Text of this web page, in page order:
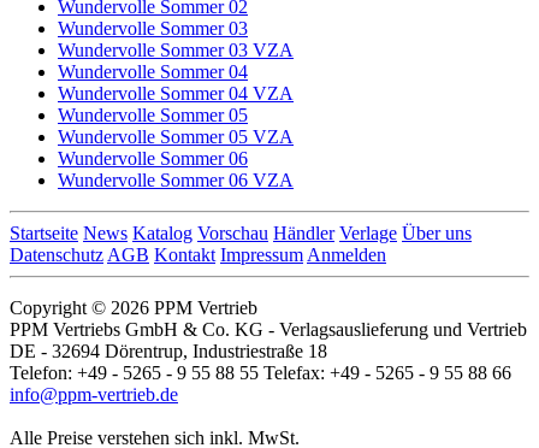
Wundervolle Sommer 02
Wundervolle Sommer 03
Wundervolle Sommer 03 VZA
Wundervolle Sommer 04
Wundervolle Sommer 04 VZA
Wundervolle Sommer 05
Wundervolle Sommer 05 VZA
Wundervolle Sommer 06
Wundervolle Sommer 06 VZA
Startseite News Katalog Vorschau Händler Verlage Über uns
Datenschutz AGB Kontakt Impressum Anmelden
Copyright © 2026 PPM Vertrieb
PPM Vertriebs GmbH & Co. KG - Verlagsauslieferung und Vertrieb
DE - 32694 Dörentrup, Industriestraße 18
Telefon: +49 - 5265 - 9 55 88 55 Telefax: +49 - 5265 - 9 55 88 66
info@ppm-vertrieb.de
Alle Preise verstehen sich inkl. MwSt.